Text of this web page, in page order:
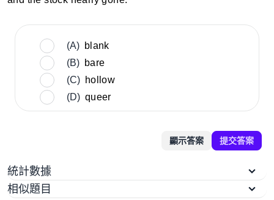
(A)
blank
(B)
bare
(C)
hollow
(D) queer
顯示答案 提交答案
統計數據
相似題目